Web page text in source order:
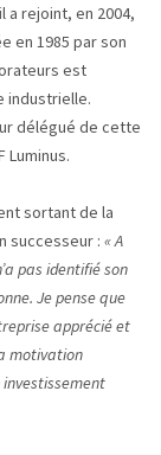
a rejoint, en 2004,
en 1985 par son
est
industrielle.
délégué de cette
Luminus.
sortant de la
successeur : « A
pas identifié son
Je pense que
apprécié et
motivation